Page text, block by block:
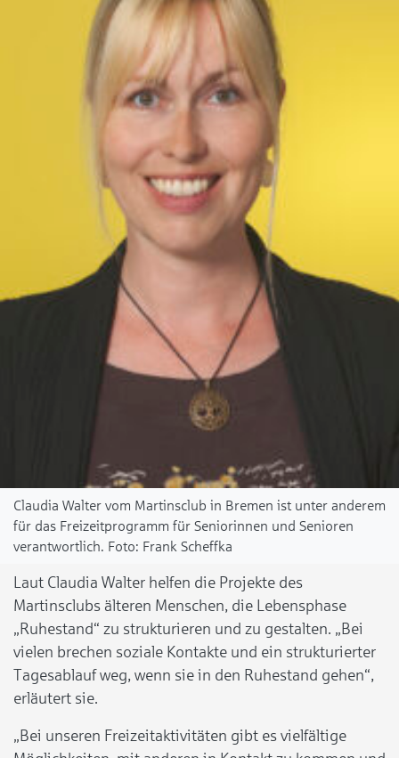
Claudia Walter vom Martinsclub in Bremen ist unter anderem
für das Freizeitprogramm für Seniorinnen und Senioren
verantwortlich.
Frank Scheffka
Laut Claudia Walter helfen die Projekte des
Martinsclubs älteren Menschen, die Lebensphase
„Ruhestand“ zu strukturieren und zu gestalten. „ Bei
vielen brechen soziale Kontakte und ein strukturierter
Tagesablauf weg, wenn sie in den Ruhestand gehen“,
erläutert sie.
„Bei unseren Freizeitaktivitäten gibt es vielfältige